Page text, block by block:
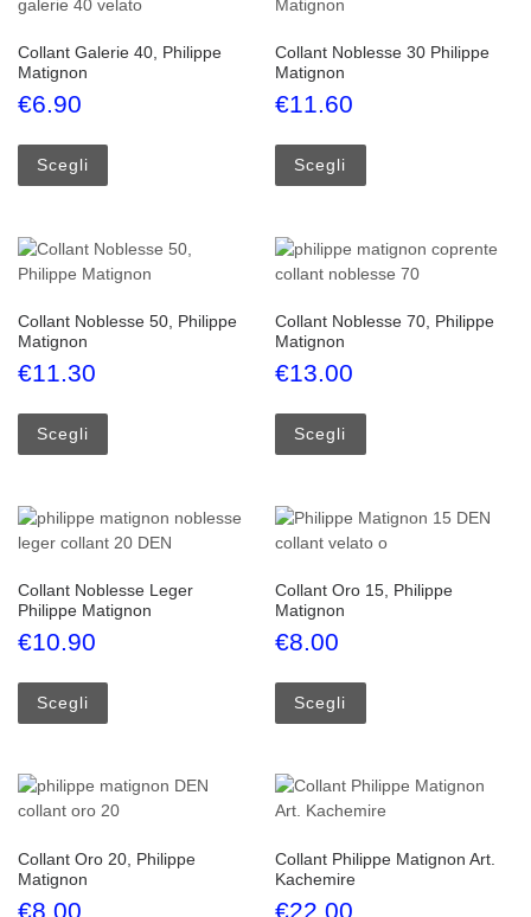
Collant Galerie 40, Philippe
Matignon
€6.90
Scegli
Collant Noblesse 30 Philippe
Matignon
€11.60
Scegli
Collant Noblesse 50, Philippe
Matignon
€11.30
Scegli
Collant Noblesse 70, Philippe
Matignon
€13.00
Scegli
Collant Noblesse Leger
Philippe Matignon
€10.90
Scegli
Collant Oro 15, Philippe
Matignon
€8.00
Scegli
Collant Oro 20, Philippe
Matignon
€8.00
Collant Philippe Matignon Art.
Kachemire
€22.00